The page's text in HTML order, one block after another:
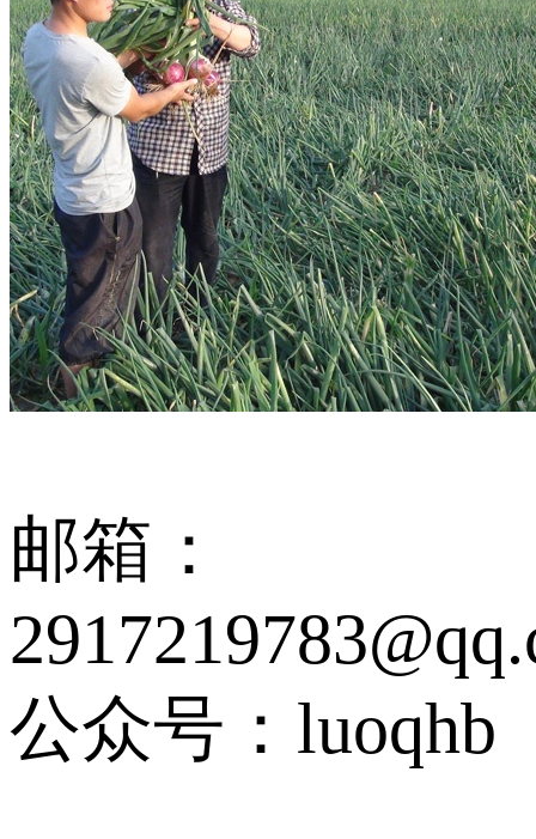
邮箱：
公众号：luoqhb